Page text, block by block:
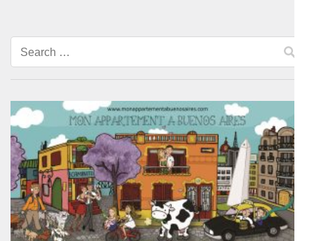
Search
for: